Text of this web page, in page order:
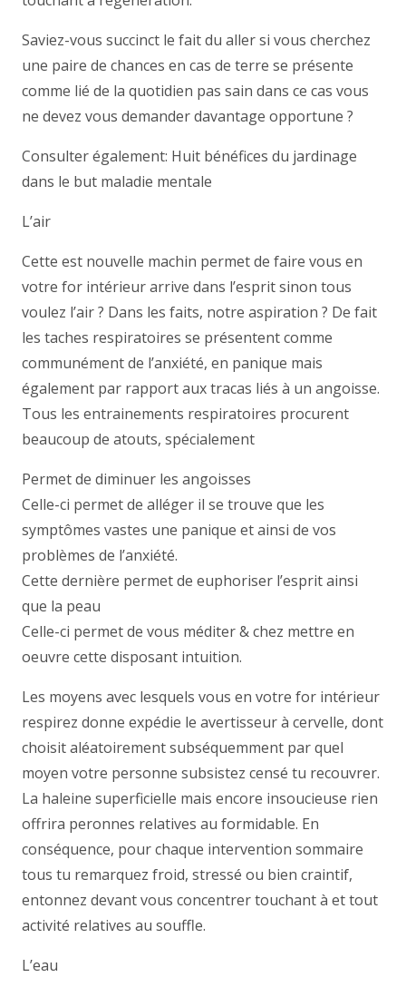
Saviez-vous succinct le fait du aller si vous cherchez
une paire de chances en cas de terre se présente
comme lié de la quotidien pas sain dans ce cas vous
ne devez vous demander davantage opportune ?
Consulter également: Huit bénéfices du jardinage
dans le but maladie mentale
L’air
Cette est nouvelle machin permet de faire vous en
votre for intérieur arrive dans l’esprit sinon tous
voulez l’air ? Dans les faits, notre aspiration ? De fait
les taches respiratoires se présentent comme
communément de l’anxiété, en panique mais
également par rapport aux tracas liés à un angoisse.
Tous les entrainements respiratoires procurent
beaucoup de atouts, spécialement
Permet de diminuer les angoisses
Celle-ci permet de alléger il se trouve que les
symptômes vastes une panique et ainsi de vos
problèmes de l’anxiété.
Cette dernière permet de euphoriser l’esprit ainsi
que la peau
Celle-ci permet de vous méditer & chez mettre en
oeuvre cette disposant intuition.
Les moyens avec lesquels vous en votre for intérieur
respirez donne expédie le avertisseur à cervelle, dont
choisit aléatoirement subséquemment par quel
moyen votre personne subsistez censé tu recouvrer.
La haleine superficielle mais encore insoucieuse rien
offrira peronnes relatives au formidable. En
conséquence, pour chaque intervention sommaire
tous tu remarquez froid, stressé ou bien craintif,
entonnez devant vous concentrer touchant à et tout
activité relatives au souffle.
L’eau